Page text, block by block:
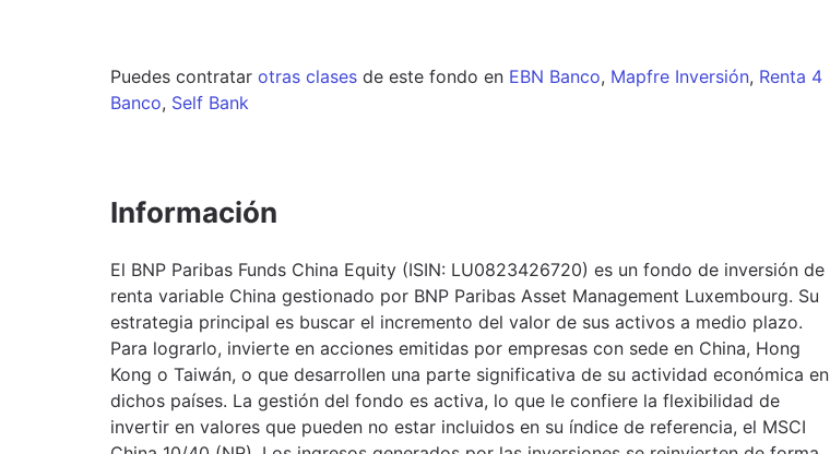
Puedes contratar otras clases de este fondo en EBN Banco, Mapfre Inversión, Renta 4
Banco, Self Bank
Información
El BNP Paribas Funds China Equity (ISIN: LU0823426720) es un fondo de inversión de
renta variable China gestionado por BNP Paribas Asset Management Luxembourg. Su
estrategia principal es buscar el incremento del valor de sus activos a medio plazo.
Para lograrlo, invierte en acciones emitidas por empresas con sede en China, Hong
Kong o Taiwán, o que desarrollen una parte significativa de su actividad económica en
dichos países. La gestión del fondo es activa, lo que le confiere la flexibilidad de
invertir en valores que pueden no estar incluidos en su índice de referencia, el MSCI